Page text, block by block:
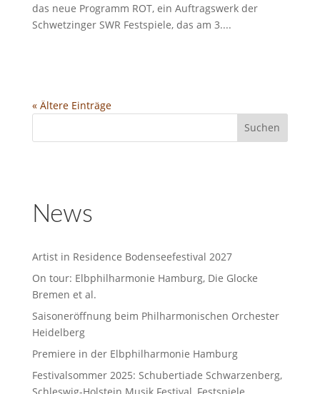
das neue Programm ROT, ein Auftragswerk der
Schwetzinger SWR Festspiele, das am 3....
« Ältere Einträge
News
Artist in Residence Bodenseefestival 2027
On tour: Elbphilharmonie Hamburg, Die Glocke
Bremen et al.
Saisoneröffnung beim Philharmonischen Orchester
Heidelberg
Premiere in der Elbphilharmonie Hamburg
Festivalsommer 2025: Schubertiade Schwarzenberg,
Schleswig-Holstein Musik Festival, Festspiele